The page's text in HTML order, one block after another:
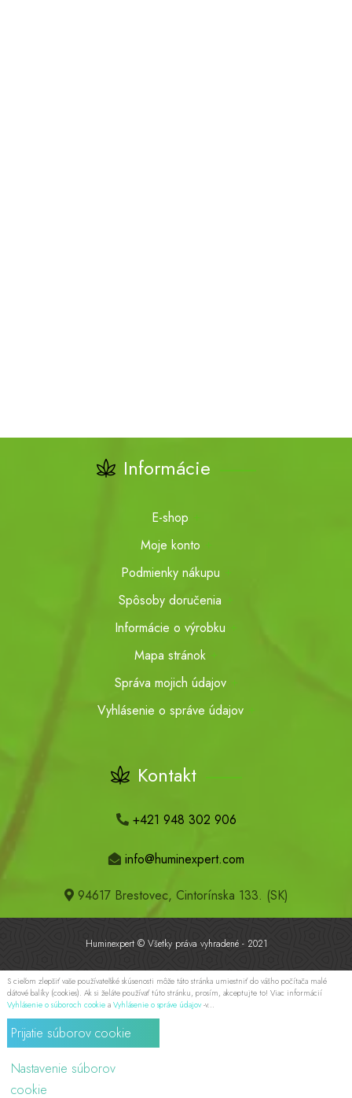
Informácie
E-shop
Moje konto
Podmienky nákupu
Spôsoby doručenia
Informácie o výrobku
Mapa stránok
Správa mojich údajov
Vyhlásenie o správe údajov
Kontakt
+421 948 302 906
info@huminexpert.com
94617 Brestovec, Cintorínska 133. (SK)
Huminexpert © Všetky práva vyhradené - 2021
S cieľom zlepšiť vaše používateľské skúsenosti môže táto stránka umiestniť do vášho počítača malé
dátové balíky (cookies). Ak si želáte používať túto stránku, prosím, akceptujte to! Viac informácií
Vyhlásenie o súboroch cookie a Vyhlásenie o správe údajov-v...
Prijatie súborov cookie
Nastavenie súborov
cookie